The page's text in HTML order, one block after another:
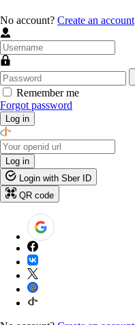
No account? Create an account
Remember me
Forgot password
Log in
Log in
Login with Sber ID
QR code